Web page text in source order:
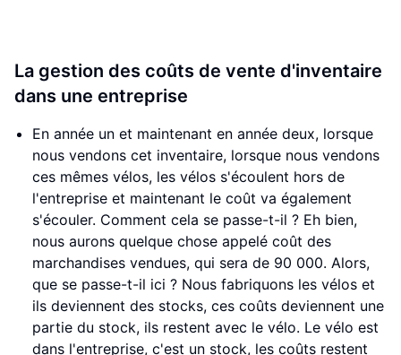
La gestion des coûts de vente d'inventaire
dans une entreprise
En année un et maintenant en année deux, lorsque
nous vendons cet inventaire, lorsque nous vendons
ces mêmes vélos, les vélos s'écoulent hors de
l'entreprise et maintenant le coût va également
s'écouler. Comment cela se passe-t-il ? Eh bien,
nous aurons quelque chose appelé coût des
marchandises vendues, qui sera de 90 000. Alors,
que se passe-t-il ici ? Nous fabriquons les vélos et
ils deviennent des stocks, ces coûts deviennent une
partie du stock, ils restent avec le vélo. Le vélo est
dans l'entreprise, c'est un stock, les coûts restent